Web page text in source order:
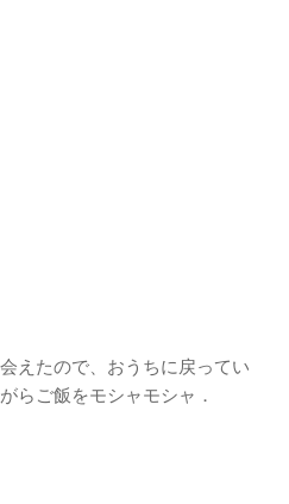
えたので、おうちに戻ってい
らご飯をモシャモシャ．